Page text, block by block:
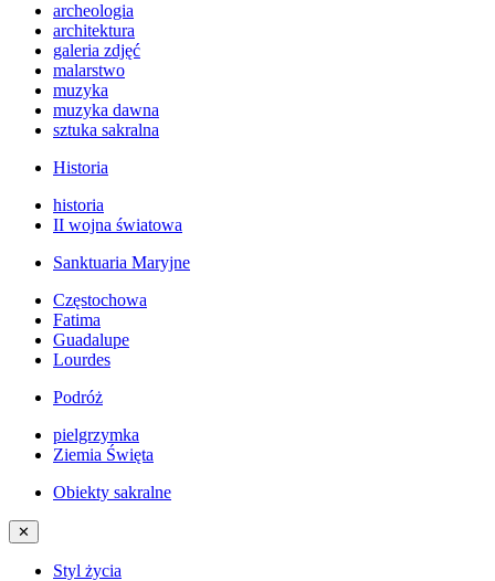
archeologia
architektura
galeria zdjęć
malarstwo
muzyka
muzyka dawna
sztuka sakralna
Historia
historia
II wojna światowa
Sanktuaria Maryjne
Częstochowa
Fatima
Guadalupe
Lourdes
Podróż
pielgrzymka
Ziemia Święta
Obiekty sakralne
✕
Styl życia